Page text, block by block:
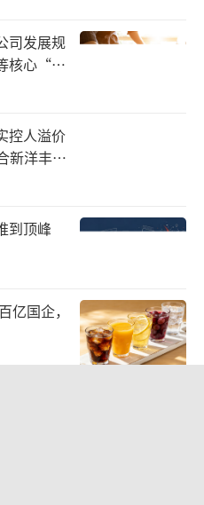
居老大，但苏玉平民
边通过自建扩大门店
手，以期快速增强实
了春天大药房位于青岛
营门店。
司发展规
核心“痛
控人溢价
新洋丰、
到顶峰
亿国企，